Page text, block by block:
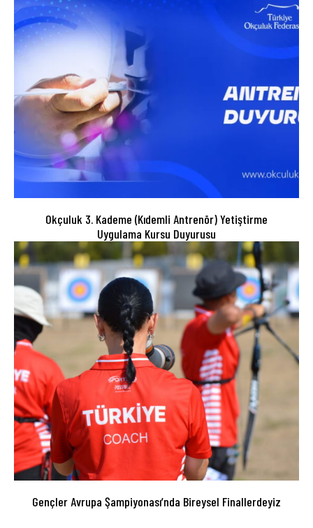
Okçuluk 3. Kademe (Kıdemli Antrenör) Yetiştirme
Uygulama Kursu Duyurusu
Gençler Avrupa Şampiyonası’nda Bireysel Finallerdeyiz